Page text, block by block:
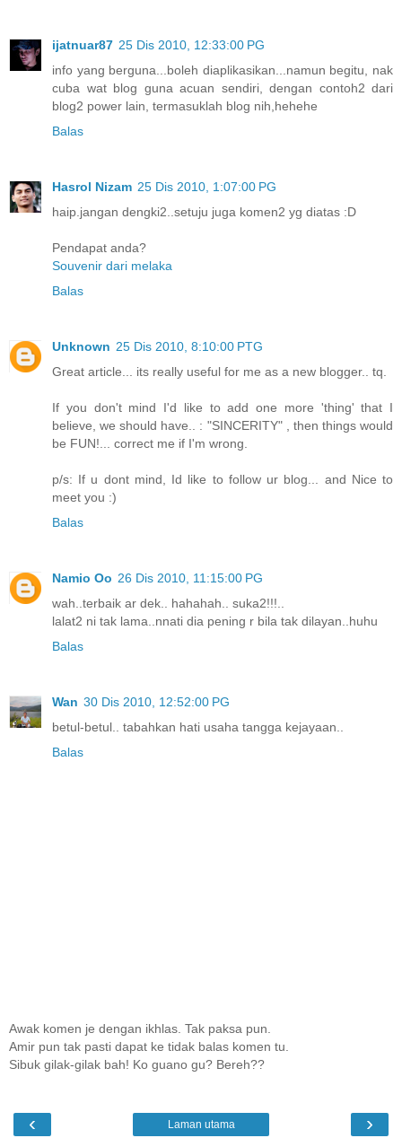
ijatnuar87 25 Dis 2010, 12:33:00 PG
info yang berguna...boleh diaplikasikan...namun begitu, nak
cuba wat blog guna acuan sendiri, dengan contoh2 dari
blog2 power lain, termasuklah blog nih,hehehe
Balas
Hasrol Nizam 25 Dis 2010, 1:07:00 PG
haip.jangan dengki2..setuju juga komen2 yg diatas :D
Pendapat anda?
Souvenir dari melaka
Balas
Unknown 25 Dis 2010, 8:10:00 PTG
Great article... its really useful for me as a new blogger.. tq.
If you don't mind I'd like to add one more 'thing' that I
believe, we should have.. : "SINCERITY" , then things would
be FUN!... correct me if I'm wrong.
p/s: If u dont mind, Id like to follow ur blog... and Nice to
meet you :)
Balas
Namio Oo 26 Dis 2010, 11:15:00 PG
wah..terbaik ar dek.. hahahah.. suka2!!!..
lalat2 ni tak lama..nnati dia pening r bila tak dilayan..huhu
Balas
Wan 30 Dis 2010, 12:52:00 PG
betul-betul.. tabahkan hati usaha tangga kejayaan..
Balas
Awak komen je dengan ikhlas. Tak paksa pun.
Amir pun tak pasti dapat ke tidak balas komen tu.
Sibuk gilak-gilak bah! Ko guano gu? Bereh??
‹ ›
Laman utama